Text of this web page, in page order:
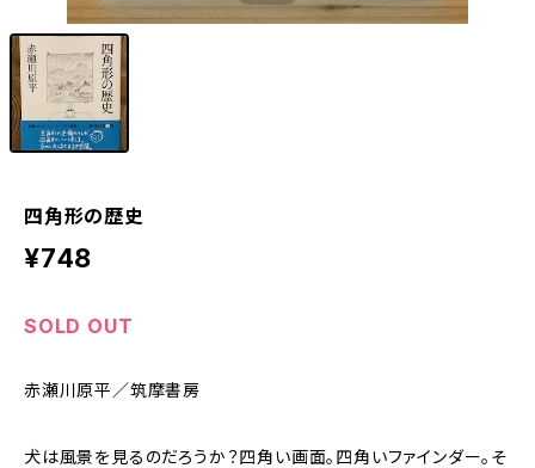
四角形の歴史
¥748
SOLD OUT
赤瀬川原平／筑摩書房
犬は風景を見るのだろうか？四角い画面。四角いファインダー。そ